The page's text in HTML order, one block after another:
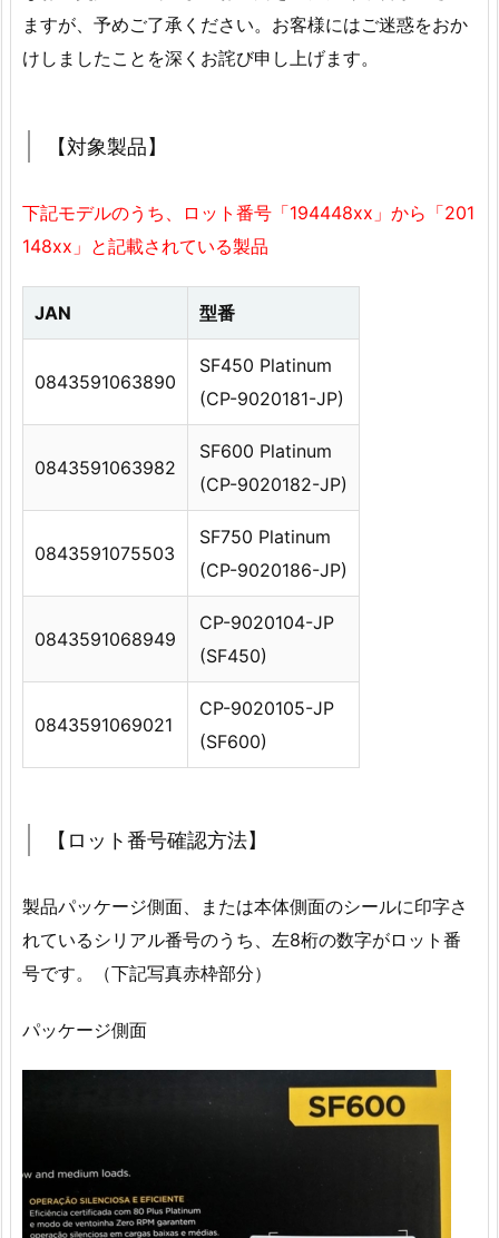
ますが、予めご了承ください。お客様にはご迷惑をおか
けしましたことを深くお詫び申し上げます。
【対象製品】
下記モデルのうち、ロット番号「194448xx」から「201
148xx」と記載されている製品
JAN 型番
0843591063890
SF450 Platinum
(CP-9020181-JP)
0843591063982
SF600 Platinum
(CP-9020182-JP)
0843591075503
SF750 Platinum
(CP-9020186-JP)
0843591068949
CP-9020104-JP
(SF450)
0843591069021
CP-9020105-JP
(SF600)
【ロット番号確認方法】
製品パッケージ側面、または本体側面のシールに印字さ
れているシリアル番号のうち、左8桁の数字がロット番
号です。（下記写真赤枠部分）
パッケージ側面